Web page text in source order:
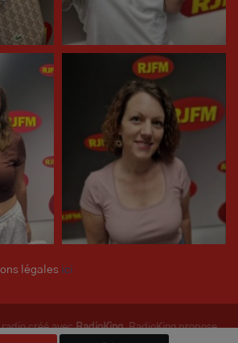
légales ici
radio créé avecRadioKing. RadioKing propose